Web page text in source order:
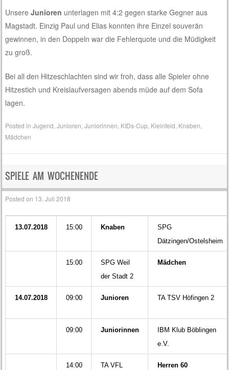
UnsereJunioren unterlagen mit 4:2 gegen starke Gegner aus
Magstadt. Einzig Paul und Elias konnten ihre Einzel souverän
gewinnen, in den Doppeln war die Fehlerquote und die Müdigkeit
zu groß.
Bei all den Hitzeschlachten sind wir froh, dass alle Spieler ohne
Hitzestich und Kreislaufversagen abends müde auf dem Sofa
lagen.
Posted inJugend ,Junioren ,Juniorinnen KIDs-Cup Kleinfeld Knaben
Mädchen
SPIELE AM WOCHENENDE
Posted on 13. Juli 2018
13.07.2018 15:00 Knaben
SPG
Dätzingen/Ostelsheim
15:00
SPG Weil
der Stadt 2
Mädchen
14.07.2018 09:00 Junioren TA TSV Höfingen 2
09:00 Juniorinnen
IBM Klub Böblingen
e.V.
14:00
TA VFL
Herren 60